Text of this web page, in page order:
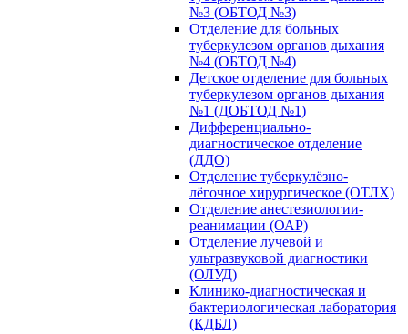
№3 (ОБТОД №3)
Отделение для больных
туберкулезом органов дыхания
№4 (ОБТОД №4)
Детское отделение для больных
туберкулезом органов дыхания
№1 (ДОБТОД №1)
Дифференциально-
диагностическое отделение
(ДДО)
Отделение туберкулёзно-
лёгочное хирургическое (ОТЛХ)
Отделение анестезиологии-
реанимации (ОАР)
Отделение лучевой и
ультразвуковой диагностики
(ОЛУД)
Клинико-диагностическая и
бактериологическая лаборатория
(КДБЛ)